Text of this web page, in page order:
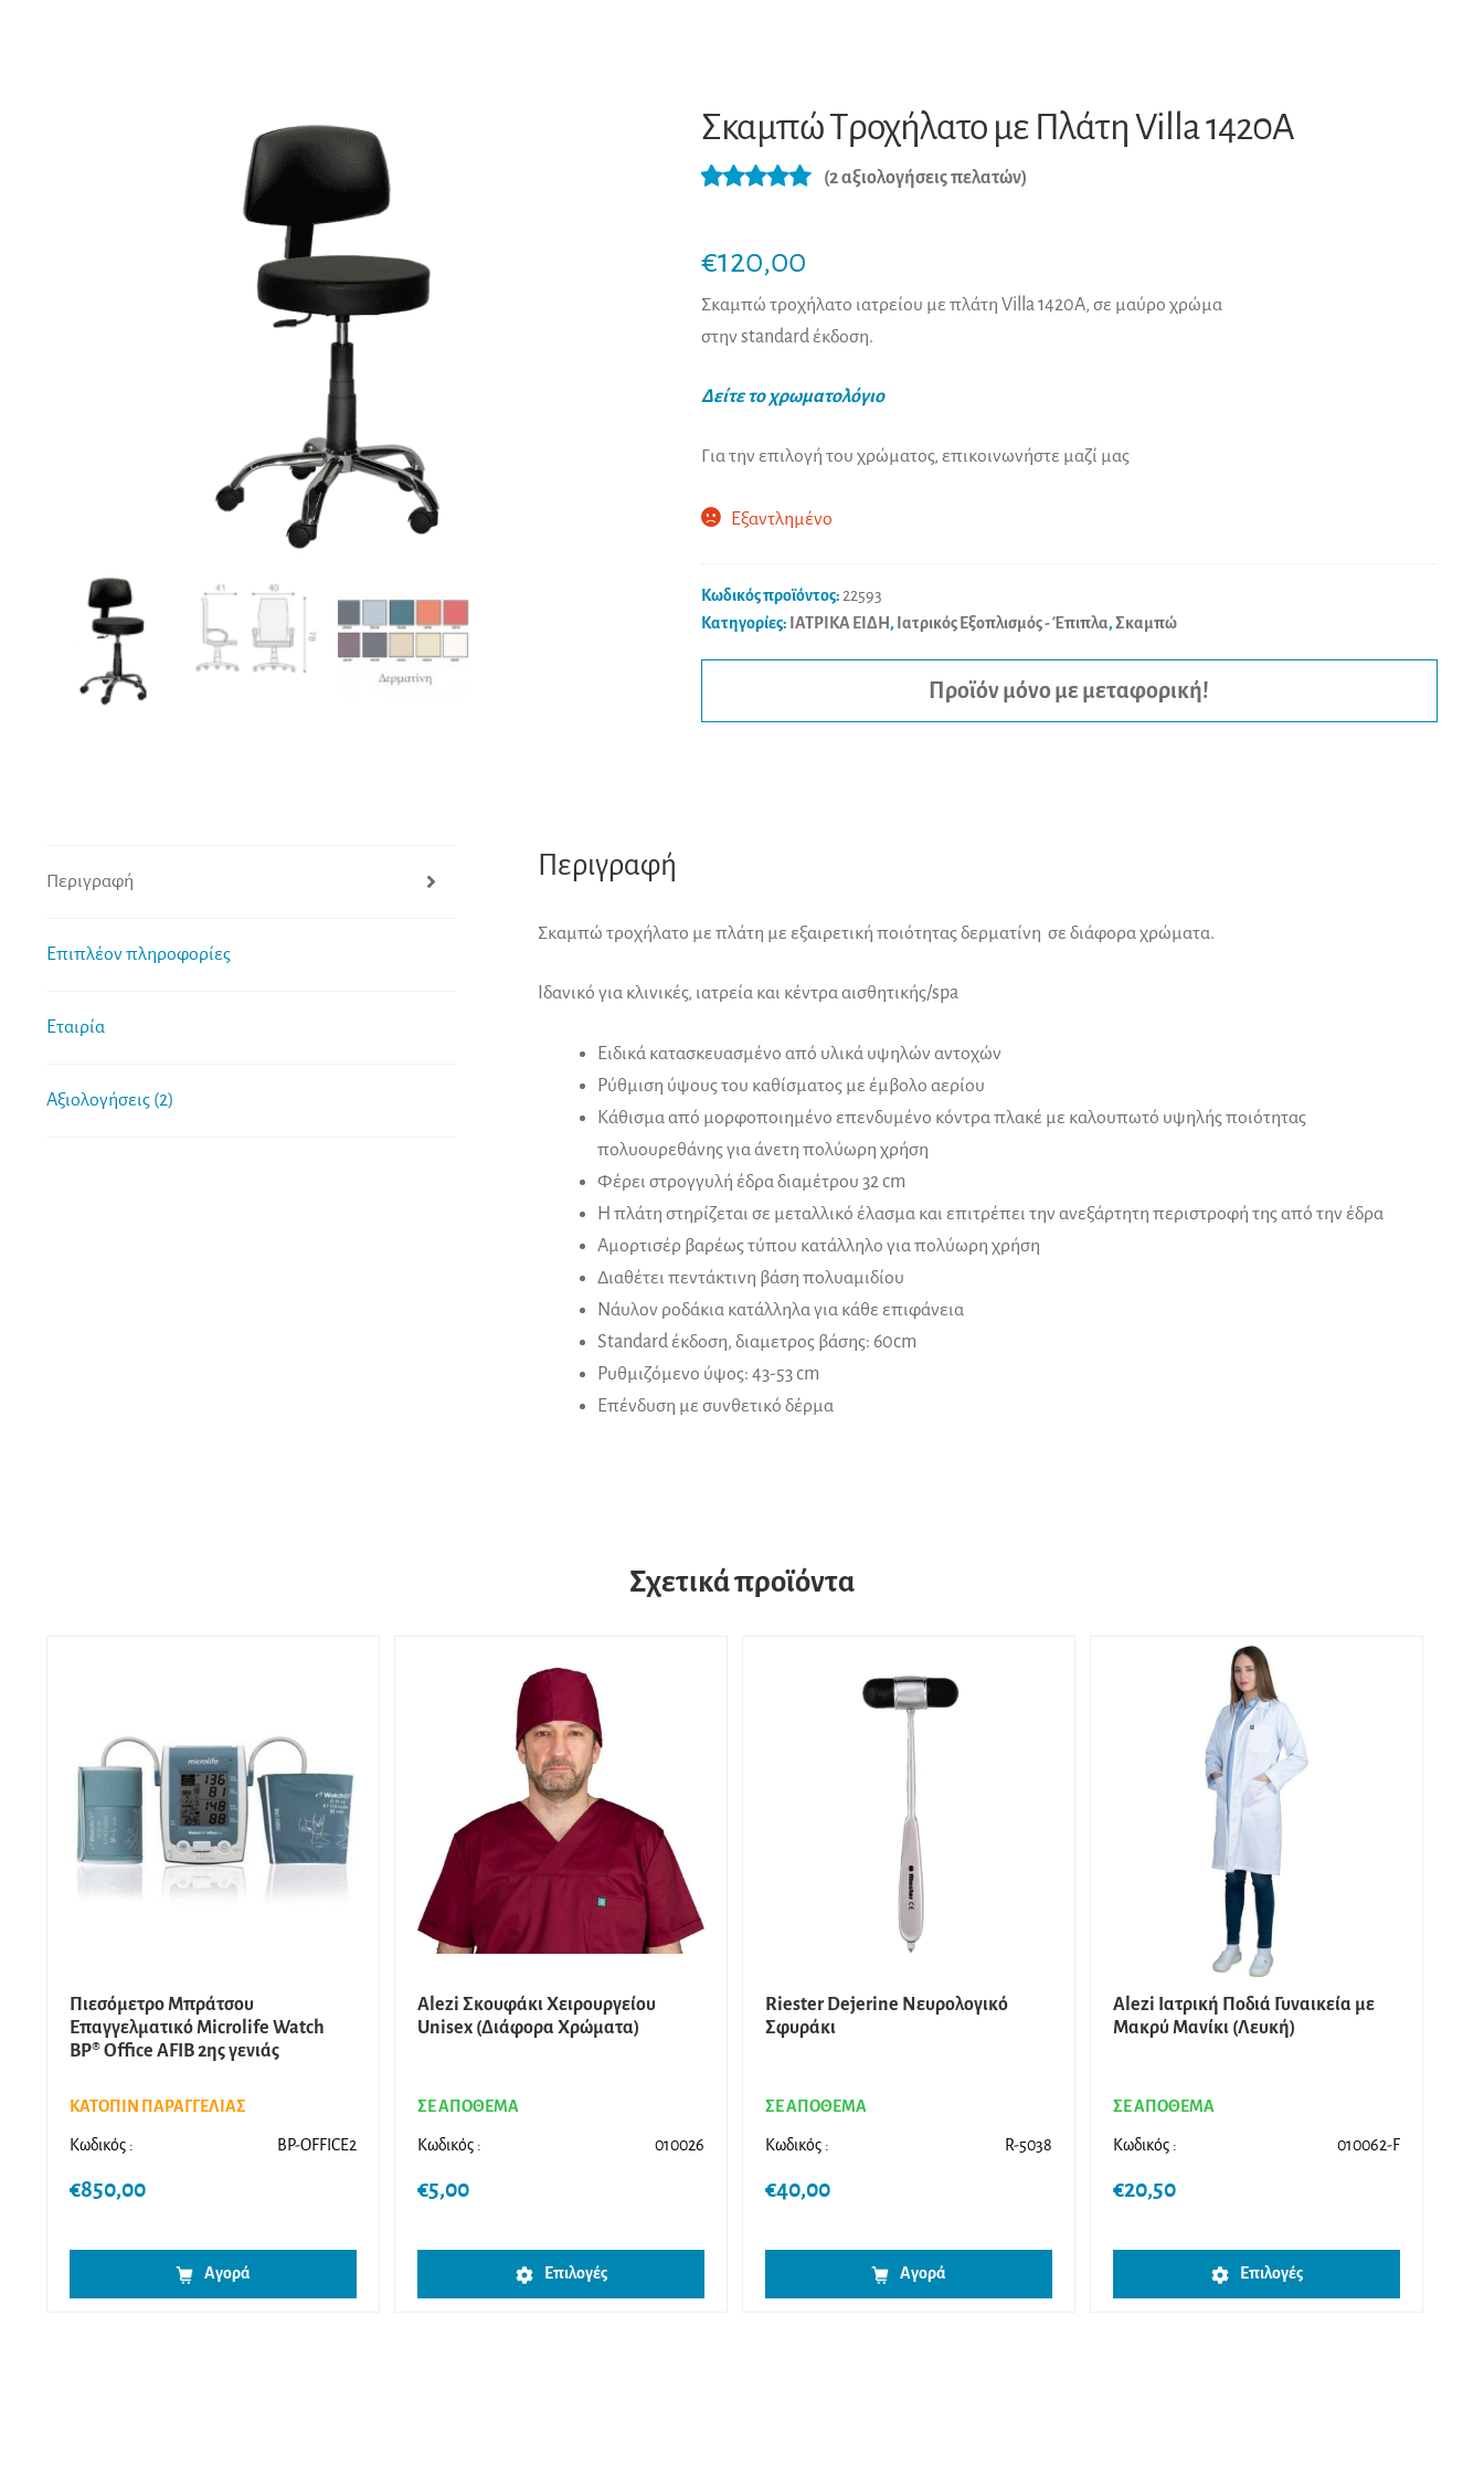
Σκαμπώ Tροχήλατο με Πλάτη Villa 1420A
από 5 με
βάση
βαθμολογίες
(2αξιολογήσεις πελατών)
€120,00
Σκαμπώ τροχήλατο ιατρείου με πλάτη Villa 1420A, σε μαύρο χρώμα
στην standard έκδοση.
Δείτε το χρωματολόγιο
Για την επιλογή του χρώματος, επικοινωνήστε μαζί μας
Εξαντλημένο
Κωδικός προϊόντος: 22593
Κατηγορίες: ΙΑΤΡΙΚΑ ΕΙΔΗ, Ιατρικός Εξοπλισμός - Έπιπλα,Σκαμπώ
Προϊόν μόνο με μεταφορική!
Περιγραφή
Επιπλέον πληροφορίες
Εταιρία
Αξιολογήσεις (2)
Περιγραφή
Σκαμπώ τροχήλατο με πλάτη με εξαιρετική ποιότητας δερματίνη σε διάφορα χρώματα.
Ιδανικό για κλινικές, ιατρεία και κέντρα αισθητικής/spa
Ειδικά κατασκευασμένο από υλικά υψηλών αντοχών
Ρύθμιση ύψους του καθίσματος με έμβολο αερίου
Κάθισμα από μορφοποιημένο επενδυμένο κόντρα πλακέ με καλουπωτό υψηλής ποιότητας
πολυουρεθάνης για άνετη πολύωρη χρήση
Φέρει στρογγυλή έδρα διαμέτρου 32 cm
Η πλάτη στηρίζεται σε μεταλλικό έλασμα και επιτρέπει την ανεξάρτητη περιστροφή της από την έδρα
Αμορτισέρ βαρέως τύπου κατάλληλο για πολύωρη χρήση
Διαθέτει πεντάκτινη βάση πολυαμιδίου
Νάυλον ροδάκια κατάλληλα για κάθε επιφάνεια
Standard έκδοση, διαμετρος βάσης: 60cm
Ρυθμιζόμενο ύψος: 43-53 cm
Επένδυση με συνθετικό δέρμα
Σχετικά προϊόντα
Πιεσόμετρο Μπράτσου
Επαγγελματικό Microlife Watch
BP® Office AFIB 2ης γενιάς
ΚΑΤΟΠΙΝ ΠΑΡΑΓΓΕΛΙΑΣ
Κωδικός : BP-OFFICE2
€850,00
Αγορά
Alezi Σκουφάκι Χειρουργείου
Unisex (Διάφορα Χρώματα)
ΣΕ ΑΠΟΘΕΜΑ
Κωδικός : 010026
€5,00
Επιλογές
Riester Dejerine Νευρολογικό
Σφυράκι
ΣΕ ΑΠΟΘΕΜΑ
Κωδικός : R-5038
€40,00
Αγορά
Alezi Ιατρική Ποδιά Γυναικεία με
Μακρύ Μανίκι (Λευκή)
ΣΕ ΑΠΟΘΕΜΑ
Κωδικός : 010062-F
€20,50
Επιλογές